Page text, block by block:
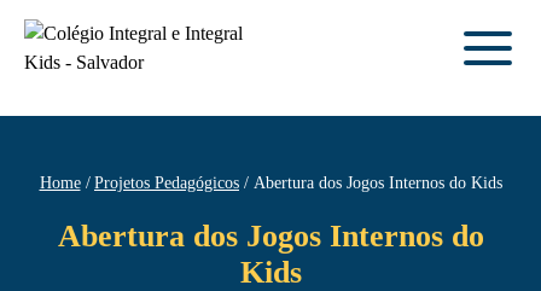
Home Projetos Pedagógicos Abertura dos Jogos Internos do Kids
Abertura dos Jogos Internos do
Kids